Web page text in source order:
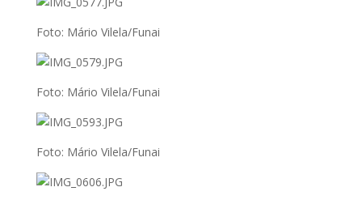
Foto: Mário Vilela/Funai
Foto: Mário Vilela/Funai
Foto: Mário Vilela/Funai